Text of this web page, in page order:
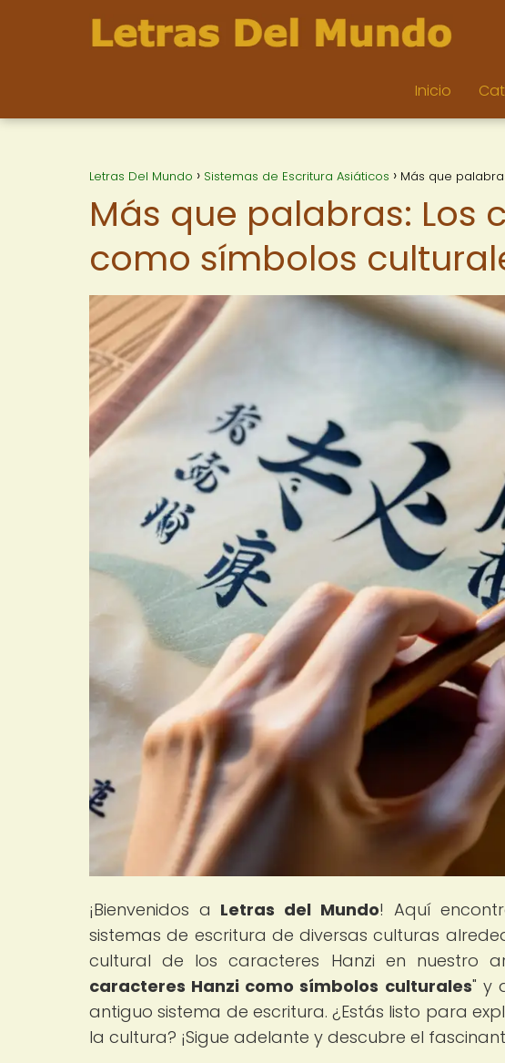
Inicio
Letras Del Mundo Sistemas de Escritura Asiáticos Más que
Más que palabras: Los
como símbolos
¡Bienvenidos a Letras del Mundo! Aquí
sistemas de escritura de diversas culturas
cultural de los caracteres Hanzi en nuestro
caracteres Hanzi como símbolos culturales" y
antiguo sistema de escritura. ¿Estás listo para
la cultura? ¡Sigue adelante y descubre el